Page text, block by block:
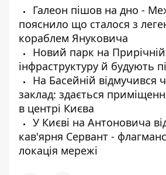
Галеон пішов на дно -
пояснило що сталося з
кораблем Януковича
Новий парк на
інфраструктуру й будують
На Басейній відмучився
заклад: здається
в центрі Києва
У Києві на Антоновича
кав'ярня Сервант -
локація мережі